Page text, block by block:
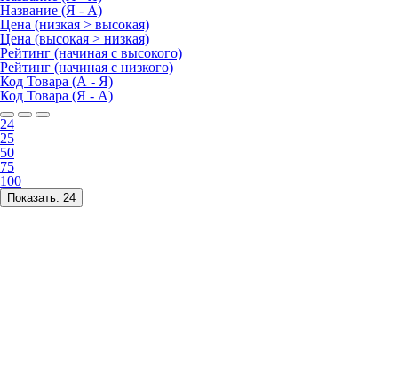
Название (Я - А)
Цена (низкая > высокая)
Цена (высокая > низкая)
Рейтинг (начиная с высокого)
Рейтинг (начиная с низкого)
Код Товара (А - Я)
Код Товара (Я - А)
24
25
50
75
100
Показать: 24